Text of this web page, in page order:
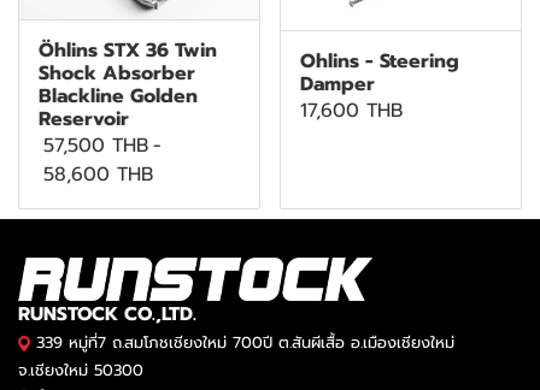
Öhlins STX 36 Twin
Shock Absorber
Blackline Golden
Reservoir
57,500 THB-
58,600 THB
Ohlins - Steering
Damper
17,600 THB
RUNSTOCK CO.,LTD.
339 หมู่ที่7 ถ.สมโภชเชียงใหม่ 700ปี ต.สันผีเสื้อ อ.เมืองเชียงใหม่
จ.เชียงใหม่ 50300